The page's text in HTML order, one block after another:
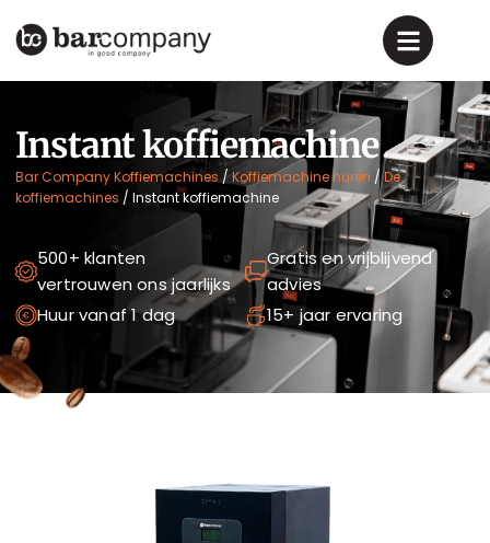
Instant koffiemachine
Bar Company Koffiemachines /Koffiemachine huren /De
koffiemachines / Instant koffiemachine
500+ klanten
vertrouwen ons jaarlijks
Gratis en vrijblijvend
advies
Huur vanaf 1 dag
15+ jaar ervaring